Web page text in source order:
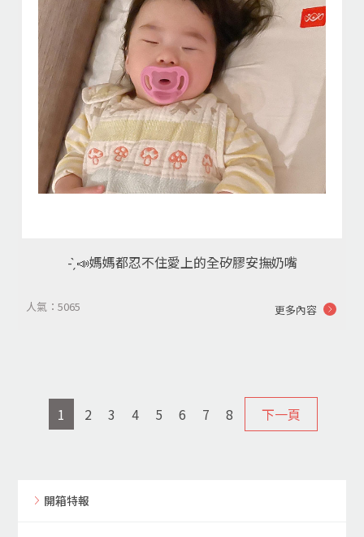
- ̗̀📣媽媽都忍不住愛上的全矽膠安撫奶嘴
人氣：5065 更多內容
1 2 3 4 5 6 7 8 下一頁
開箱特報